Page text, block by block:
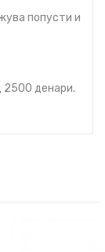
попусти и
2500 денари.